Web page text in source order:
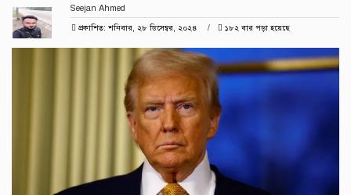
Seejan Ahmed
প্রকাশিত: শনিবার, ২৮ ডিসেম্বর, ২০২৪
১৮২ বার পড়া হয়েছে